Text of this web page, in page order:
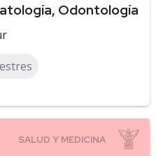
Odontología